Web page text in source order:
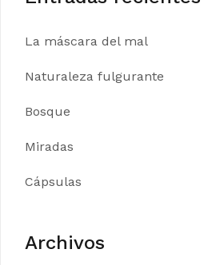
La máscara del mal
Naturaleza fulgurante
Bosque
Miradas
Cápsulas
Archivos